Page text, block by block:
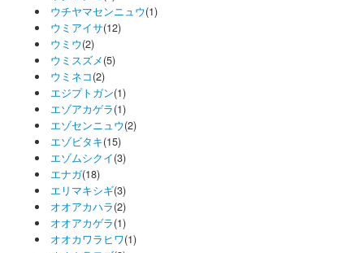
ウチヤマセンニュウ(1)
ウミアイサ(12)
ウミウ(2)
ウミスズメ(5)
ウミネコ(2)
エジプトガン(1)
エゾアカゲラ(1)
エゾセンニュウ(2)
エゾビタキ(15)
エゾムシクイ(3)
エナガ(18)
エリマキシギ(3)
オオアカハラ(2)
オオアカゲラ(1)
オオカワラヒワ(1)